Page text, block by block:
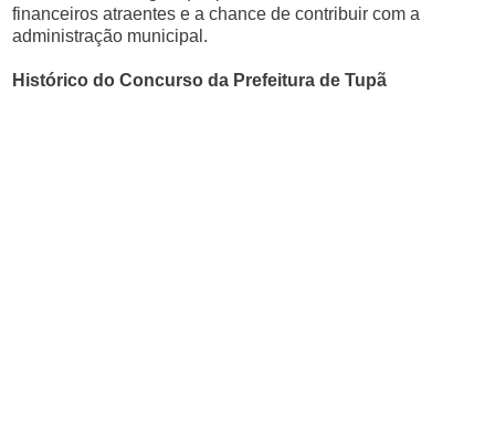
financeiros atraentes e a chance de contribuir com a
administração municipal.
Histórico do Concurso da Prefeitura de Tupã